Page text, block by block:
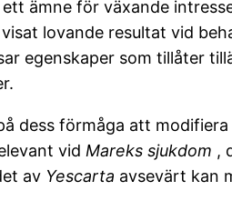
ämne för växande
lovande resultat vid
egenskaper som tillåter
dess förmåga att
vidMareks sjukdom ,
av Yescarta avsevärt kan